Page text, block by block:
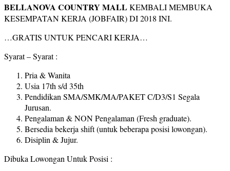
BELLANOVA COUNTRY MALLKEMBALI MEMBUKA
KESEMPATAN KERJA (JOBFAIR) DI 2018 INI.
…GRATIS UNTUK PENCARI KERJA…
Syarat – Syarat :
Pria & Wanita
Usia 17th s/d 35th
Pendidikan SMA/SMK/MA/PAKET C/D3/S1 Segala
Jurusan.
Pengalaman & NON Pengalaman (Fresh graduate).
Bersedia bekerja shift (untuk beberapa posisi lowongan).
Disiplin & Jujur.
Dibuka Lowongan Untuk Posisi :